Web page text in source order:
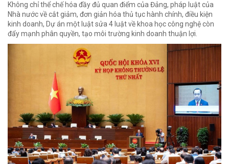
Không chỉ thể chế hóa đầy đủ quan điểm của Đảng, pháp luật của
Nhà nước về cắt giảm, đơn giản hóa thủ tục hành chính, điều kiện
kinh doanh, Dự án một luật sửa 4 luật về khoa học công nghệ còn
đẩy mạnh phân quyền, tạo môi trường kinh doanh thuận lợi.